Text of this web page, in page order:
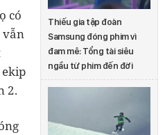
Thiếu gia tập đoàn
Samsung đóng phim vì
đam mê: Tổng tài siêu
ngầu từ phim đến đời
có
vẫn
2.